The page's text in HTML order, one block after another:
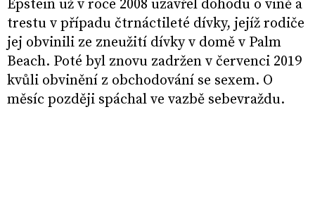
Epstein už v roce 2008 uzavřel dohodu o vině a
trestu v případu čtrnáctileté dívky, jejíž rodiče
jej obvinili ze zneužití dívky v domě v Palm
Beach. Poté byl znovu zadržen v červenci 2019
kvůli obvinění z obchodování se sexem. O
měsíc později spáchal ve vazbě sebevraždu.